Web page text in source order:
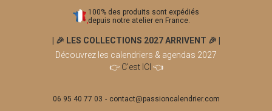
100% des produits sont expédiés
depuis notre atelier en France.
| 🎉 LES COLLECTIONS 2027 ARRIVENT 🎉
Découvrez les calendriers & agendas 2027
👉 C'est ICI 👈
06 95 40 77 03 contact@passioncalendrier.com